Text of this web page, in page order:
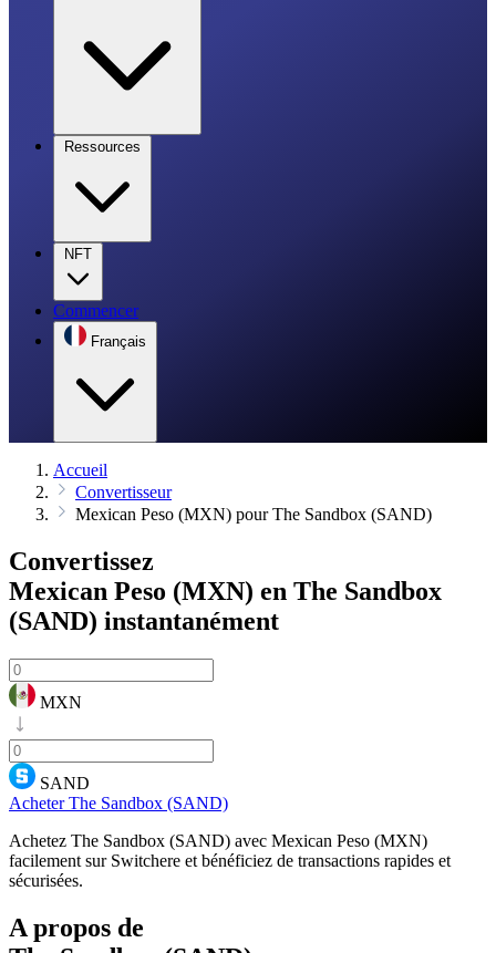
Ressources
NFT
Commencer
Français
Accueil
Convertisseur
Mexican Peso (MXN) pour The Sandbox (SAND)
Convertissez
Mexican Peso (MXN) en The Sandbox
(SAND) instantanément
MXN
SAND
Acheter The Sandbox (SAND)
Achetez The Sandbox (SAND) avec Mexican Peso (MXN)
facilement sur Switchere et bénéficiez de transactions rapides et
sécurisées.
A propos de